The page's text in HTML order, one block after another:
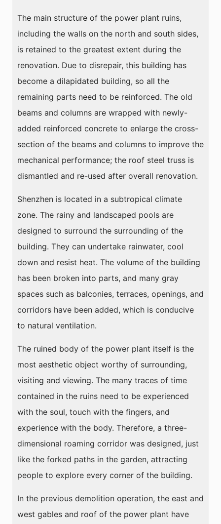
The main structure of the power plant ruins,
including the walls on the north and south sides,
is retained to the greatest extent during the
renovation. Due to disrepair, this building has
become a dilapidated building, so all the
remaining parts need to be reinforced. The old
beams and columns are wrapped with newly-
added reinforced concrete to enlarge the cross-
section of the beams and columns to improve the
mechanical performance; the roof steel truss is
dismantled and re-used after overall renovation.
Shenzhen is located in a subtropical climate
zone. The rainy and landscaped pools are
designed to surround the surrounding of the
building. They can undertake rainwater, cool
down and resist heat. The volume of the building
has been broken into parts, and many gray
spaces such as balconies, terraces, openings, and
corridors have been added, which is conducive
to natural ventilation.
The ruined body of the power plant itself is the
most aesthetic object worthy of surrounding,
visiting and viewing. The many traces of time
contained in the ruins need to be experienced
with the soul, touch with the fingers, and
experience with the body. Therefore, a three-
dimensional roaming corridor was designed, just
like the forked paths in the garden, attracting
people to explore every corner of the building.
In the previous demolition operation, the east and
west gables and roof of the power plant have